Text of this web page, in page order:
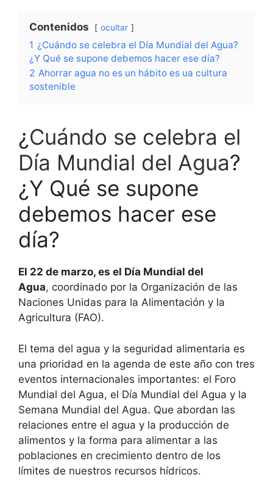
Contenidos ocultar
1 ¿Cuándo se celebra el Día Mundial del Agua?
¿Y Qué se supone debemos hacer ese día?
2 Ahorrar agua no es un hábito es ua cultura
sostenible
¿Cuándo se celebra el
Día Mundial del Agua?
¿Y Qué se supone
debemos hacer ese
día?
El 22 de marzo, es el Día Mundial del
Agua, coordinado por la Organización de las
Naciones Unidas para la Alimentación y la
Agricultura (FAO).
El tema del agua y la seguridad alimentaria es
una prioridad en la agenda de este año con tres
eventos internacionales importantes: el Foro
Mundial del Agua, el Día Mundial del Agua y la
Semana Mundial del Agua. Que abordan las
relaciones entre el agua y la producción de
alimentos y la forma para alimentar a las
poblaciones en crecimiento dentro de los
límites de nuestros recursos hídricos.